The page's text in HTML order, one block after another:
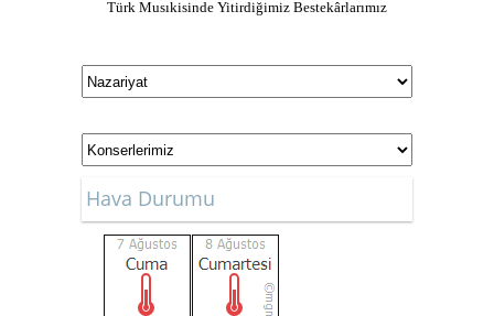
Türk Musıkisinde Yitirdiğimiz Bestekârlarımız
Hava Durumu